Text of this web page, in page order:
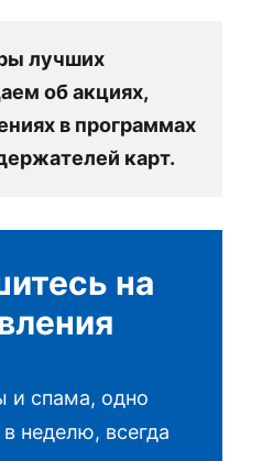
лучших
об акциях,
в программах
карт.
на
и спама, одно
неделю, всегда